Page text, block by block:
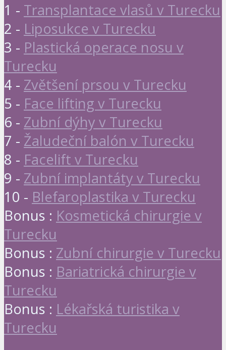
1 - Transplantace vlasů v Turecku
2 - Liposukce v Turecku
3 - Plastická operace nosu v
Turecku
4 - Zvětšení prsou v Turecku
5 - Face lifting v Turecku
6 - Zubní dýhy v Turecku
7 - Žaludeční balón v Turecku
8 - Facelift v Turecku
9 - Zubní implantáty v Turecku
10 - Blefaroplastika v Turecku
Bonus : Kosmetická chirurgie v
Turecku
Bonus : Zubní chirurgie v Turecku
Bonus : Bariatrická chirurgie v
Turecku
Bonus : Lékařská turistika v
Turecku